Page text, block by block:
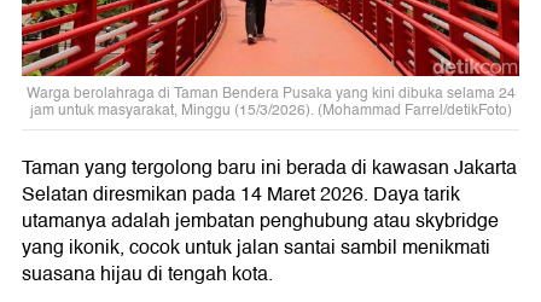
Warga berolahraga di Taman Bendera Pusaka yang kini dibuka selama 24
jam untuk masyarakat, Minggu (15/3/2026). (Mohammad Farrel/detikFoto)
Taman yang tergolong baru ini berada di kawasan Jakarta
Selatan diresmikan pada 14 Maret 2026. Daya tarik
utamanya adalah jembatan penghubung atau skybridge
yang ikonik, cocok untuk jalan santai sambil menikmati
suasana hijau di tengah kota.